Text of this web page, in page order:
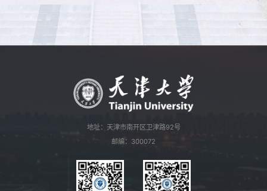
地址：天津市南开区卫津路92号
邮编：300072